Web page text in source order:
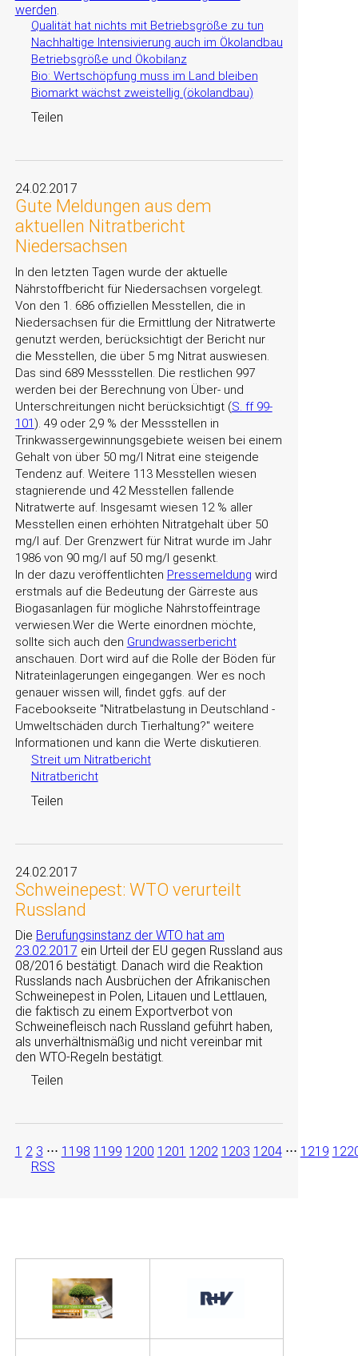
werden.
Qualität hat nichts mit Betriebsgröße zu tun
Nachhaltige Intensivierung auch im Ökolandbau
Betriebsgröße und Ökobilanz
Bio: Wertschöpfung muss im Land bleiben
Biomarkt wächst zweistellig (ökolandbau)
Teilen
24.02.2017
Gute Meldungen aus dem
aktuellen Nitratbericht
Niedersachsen
In den letzten Tagen wurde der aktuelle
Nährstoffbericht für Niedersachsen vorgelegt.
Von den 1. 686 offiziellen Messtellen, die in
Niedersachsen für die Ermittlung der Nitratwerte
genutzt werden, berücksichtigt der Bericht nur
die Messtellen, die über 5 mg Nitrat auswiesen.
Das sind 689 Messstellen. Die restlichen 997
werden bei der Berechnung von Über- und
Unterschreitungen nicht berücksichtigt (S. ff 99-
101). 49 oder 2,9 % der Messstellen in
Trinkwassergewinnungsgebiete weisen bei einem
Gehalt von über 50 mg/l Nitrat eine steigende
Tendenz auf. Weitere 113 Messtellen wiesen
stagnierende und 42 Messtellen fallende
Nitratwerte auf. Insgesamt wiesen 12 % aller
Messtellen einen erhöhten Nitratgehalt über 50
mg/l auf. Der Grenzwert für Nitrat wurde im Jahr
1986 von 90 mg/l auf 50 mg/l gesenkt.
In der dazu veröffentlichten Pressemeldung wird
erstmals auf die Bedeutung der Gärreste aus
Biogasanlagen für mögliche Nährstoffeintrage
verwiesen.Wer die Werte einordnen möchte,
sollte sich auch den Grundwasserbericht
anschauen. Dort wird auf die Rolle der Böden für
Nitrateinlagerungen eingegangen. Wer es noch
genauer wissen will, findet ggfs. auf der
Facebookseite
Nitratbelastung in Deutschland -
Umweltschäden durch Tierhaltung? weitere
Informationen und kann die Werte diskutieren.
Streit um Nitratbericht
Nitratbericht
Teilen
24.02.2017
Schweinepest: WTO verurteilt
Russland
Die Berufungsinstanz der WTO hat am
23.02.2017 ein Urteil der EU gegen Russland aus
08/2016 bestätigt. Danach wird die Reaktion
Russlands nach Ausbrüchen der Afrikanischen
Schweinepest in Polen, Litauen und Lettlauen,
die faktisch zu einem Exportverbot von
Schweinefleisch nach Russland geführt haben,
als unverhältnismäßig und nicht vereinbar mit
den WTO-Regeln bestätigt.
Teilen
1 2 3 ⋅⋅⋅ 1198 1199 1200 1201 1202 1203 1204⋅⋅⋅ 1219
RSS